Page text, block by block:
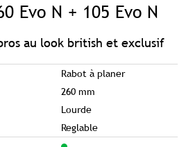
Evo N + 105 Evo N
au look british et exclusif
Rabot à planer
260 mm
Lourde
Reglable